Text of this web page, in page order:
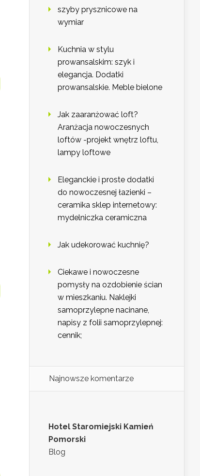
szyby prysznicowe na
wymiar
Kuchnia w stylu
prowansalskim: szyk i
elegancja. Dodatki
prowansalskie. Meble bielone
Jak zaaranżować loft?
Aranżacja nowoczesnych
loftów -projekt wnętrz loftu,
lampy loftowe
Eleganckie i proste dodatki
do nowoczesnej łazienki –
ceramika sklep internetowy:
mydelniczka ceramiczna
Jak udekorować kuchnię?
Ciekawe i nowoczesne
pomysły na ozdobienie ścian
w mieszkaniu. Naklejki
samoprzylepne nacinane,
napisy z folii samoprzylepnej:
cennik;
Najnowsze komentarze
Hotel Staromiejski Kamień
Pomorski
Blog